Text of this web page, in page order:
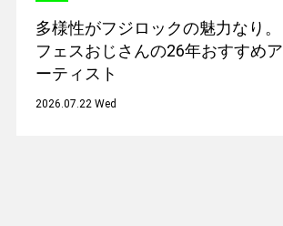
多様性がフジロックの魅力なり。
フェスおじさんの26年おすすめア
ーティスト
2026.07.22 Wed